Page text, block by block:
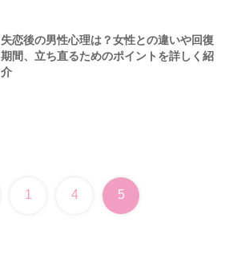
失恋後の男性心理は？女性との違いや回復
期間、立ち直るためのポイントを詳しく紹
介
1 4 5